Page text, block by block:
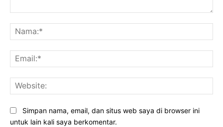
Simpan nama, email, dan situs web saya di browser ini
untuk lain kali saya berkomentar.